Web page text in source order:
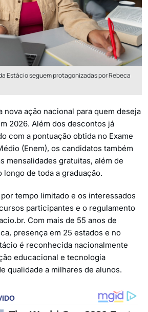
Estácio seguem protagonizadas por Rebeca
nova ação nacional para quem deseja
2026. Além dos descontos já
com a pontuação obtida no Exame
(Enem), os candidatos também
mensalidades gratuitas, além de
de toda a graduação.
tempo limitado e os interessados
participantes e o regulamento
Com mais de 55 anos de
presença em 25 estados e no
é reconhecida nacionalmente
educacional e tecnologia
qualidade a milhares de alunos.